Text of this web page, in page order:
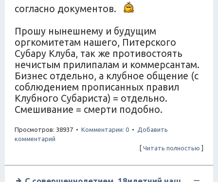
согласно документов.
Прошу нынешнему и будущим
оргкомитетам нашего, Питерского
Субару Клуба, так же противостоять
нечистым прилипалам и коммерсантам.
Бизнес отдельно, а клубное общение (с
соблюдением прописанных правил
Клубного Субариста) = отдельно.
Смешивание = смерти подобно.
Просмотров: 38937 • Комментарии: 0 •
Добавить
комментарий
[ Читать полностью ]